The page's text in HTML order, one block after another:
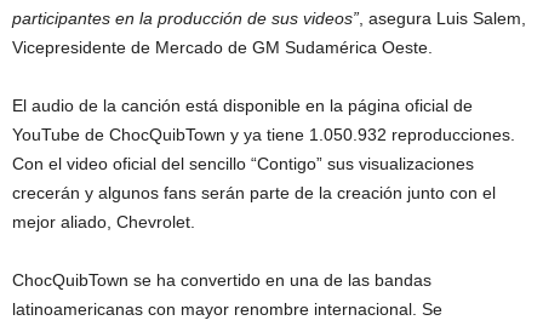
participantes en la producción de sus videos” , asegura Luis Salem,
Vicepresidente de Mercado de GM Sudamérica Oeste.
El audio de la canción está disponible en la página oficial de
YouTube de ChocQuibTown y ya tiene 1.050.932 reproducciones.
Con el video oficial del sencillo “Contigo” sus visualizaciones
crecerán y algunos fans serán parte de la creación junto con el
mejor aliado, Chevrolet.
ChocQuibTown se ha convertido en una de las bandas
latinoamericanas con mayor renombre internacional. Se